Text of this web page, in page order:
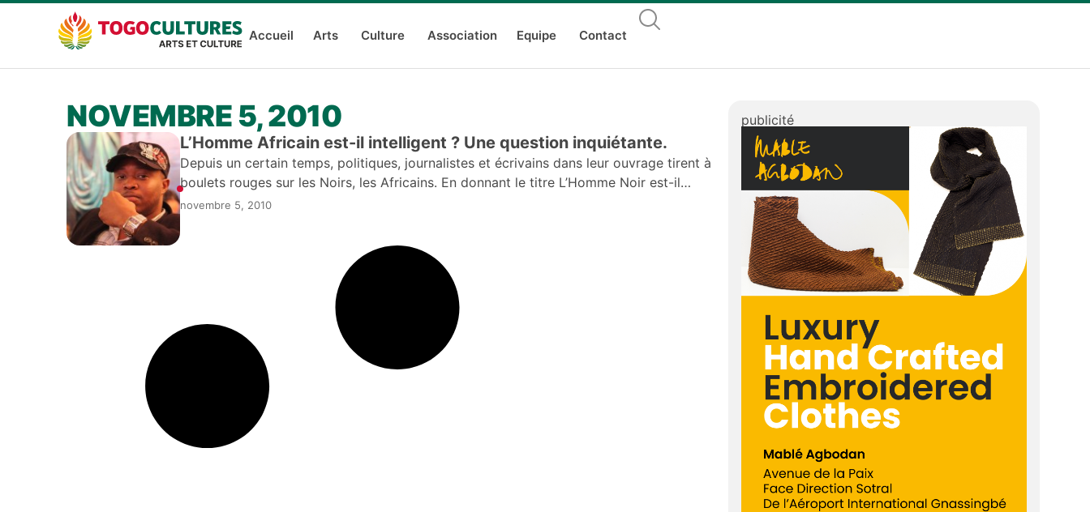
Accueil Arts Culture Association Equipe Contact
NOVEMBRE 5, 2010
L’Homme Africain est-il intelligent ? Une question inquiétante.
Depuis un certain temps, politiques, journalistes et écrivains dans leur ouvrage tirent à
boulets rouges sur les Noirs, les Africains. En donnant le titre L’Homme Noir est-il
intelligent à son
novembre 5, 2010
publicité